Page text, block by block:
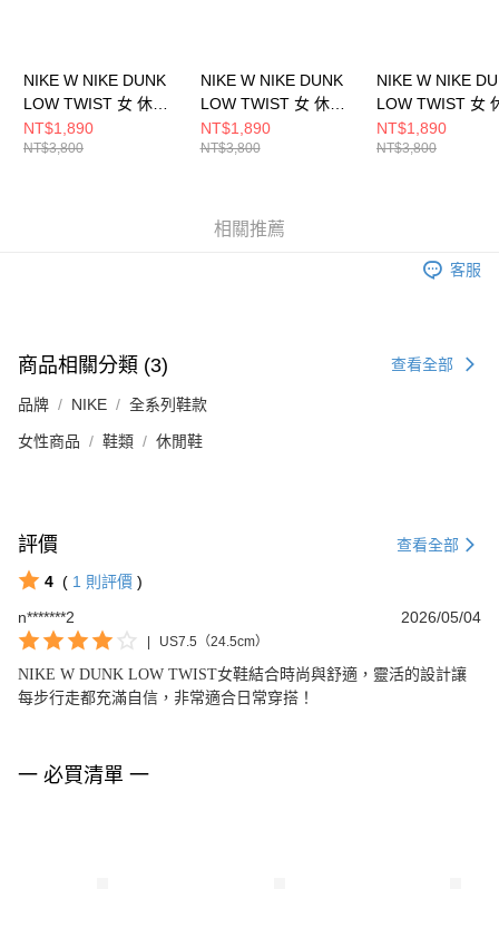
NIKE W NIKE DUNK
LOW TWIST 女 休閒
鞋 DZ2794003
NT$1,890
NT$3,800
NIKE W NIKE DUNK
LOW TWIST 女 休閒
鞋 DZ2794004
NT$1,890
NT$3,800
NIKE W NIKE
LOW TWIST 女
鞋 DZ2794102
NT$1,890
NT$3,800
相關推薦
客服
商品相關分類 (3) 查看全部
品牌 NIKE 全系列鞋款
女性商品 鞋類 休閒鞋
評價 查看全部
4 ( 1 則評價 )
n*******2
2026/05/04
US7.5（24.5cm）
NIKE W DUNK LOW TWIST女鞋結合時尚與舒適，靈活的設計讓
每步行走都充滿自信，非常適合日常穿搭！
一 必買清單 一